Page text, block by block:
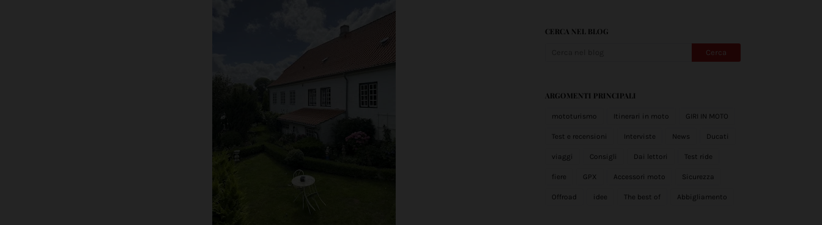
CERCA NEL BLOG
ARGOMENTI PRINCIPALI
mototurismo Itinerari in moto GIRI IN MOTO
Test e recensioni Interviste News Ducati
viaggi Consigli Dai lettori Test ride
fiere GPX Accessori moto Sicurezza
Offroad idee The best of Abbigliamento